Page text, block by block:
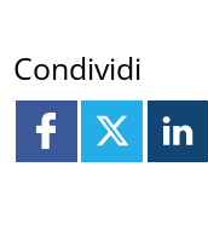
Condividi